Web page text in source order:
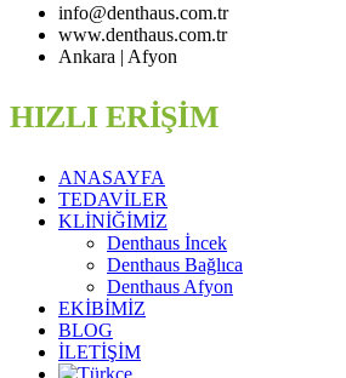
info@denthaus.com.tr
www.denthaus.com.tr
Ankara | Afyon
HIZLI ERİŞİM
ANASAYFA
TEDAVİLER
KLİNİĞİMİZ
Denthaus İncek
Denthaus Bağlıca
Denthaus Afyon
EKİBİMİZ
BLOG
İLETİŞİM